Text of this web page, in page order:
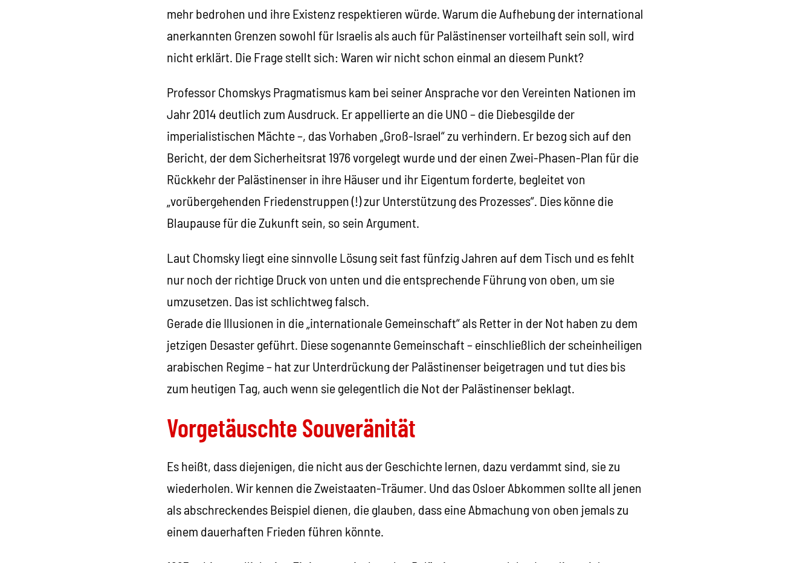
mehr bedrohen und ihre Existenz respektieren würde. Warum die Aufhebung der international
anerkannten Grenzen sowohl für Israelis als auch für Palästinenser vorteilhaft sein soll, wird
nicht erklärt. Die Frage stellt sich: Waren wir nicht schon einmal an diesem Punkt?
Professor Chomskys Pragmatismus kam bei seiner Ansprache vor den Vereinten Nationen im
Jahr 2014 deutlich zum Ausdruck. Er appellierte an die UNO – die Diebesgilde der
imperialistischen Mächte –, das Vorhaben „Groß-Israel“ zu verhindern. Er bezog sich auf den
Bericht, der dem Sicherheitsrat 1976 vorgelegt wurde und der einen Zwei-Phasen-Plan für die
Rückkehr der Palästinenser in ihre Häuser und ihr Eigentum forderte, begleitet von
„vorübergehenden Friedenstruppen (!) zur Unterstützung des Prozesses“. Dies könne die
Blaupause für die Zukunft sein, so sein Argument.
Laut Chomsky liegt eine sinnvolle Lösung seit fast fünfzig Jahren auf dem Tisch und es fehlt
nur noch der richtige Druck von unten und die entsprechende Führung von oben, um sie
umzusetzen. Das ist schlichtweg falsch.
Gerade die Illusionen in die „internationale Gemeinschaft“ als Retter in der Not haben zu dem
jetzigen Desaster geführt. Diese sogenannte Gemeinschaft – einschließlich der scheinheiligen
arabischen Regime – hat zur Unterdrückung der Palästinenser beigetragen und tut dies bis
zum heutigen Tag, auch wenn sie gelegentlich die Not der Palästinenser beklagt.
Vorgetäuschte Souveränität
Es heißt, dass diejenigen, die nicht aus der Geschichte lernen, dazu verdammt sind, sie zu
wiederholen. Wir kennen die Zweistaaten-Träumer. Und das Osloer Abkommen sollte all jenen
als abschreckendes Beispiel dienen, die glauben, dass eine Abmachung von oben jemals zu
einem dauerhaften Frieden führen könnte.